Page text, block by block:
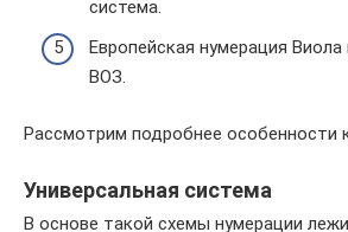
система.
Европейская нумерация Виола
ВОЗ.
Рассмотрим подробнее особенности
Универсальная система
В основе такой схемы нумерации